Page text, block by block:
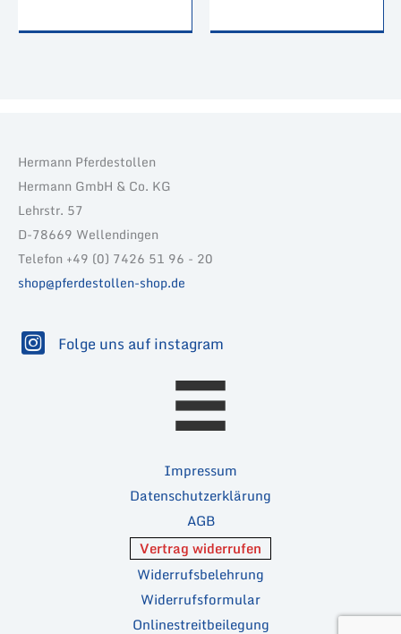
Hermann Pferdestollen
Hermann GmbH & Co. KG
Lehrstr. 57
D-78669 Wellendingen
Telefon +49 (0) 7426 51 96 - 20
shop@pferdestollen-shop.de
Folge uns auf instagram
Impressum
Datenschutzerklärung
AGB
Vertrag widerrufen
Widerrufsbelehrung
Widerrufsformular
Onlinestreitbeilegung